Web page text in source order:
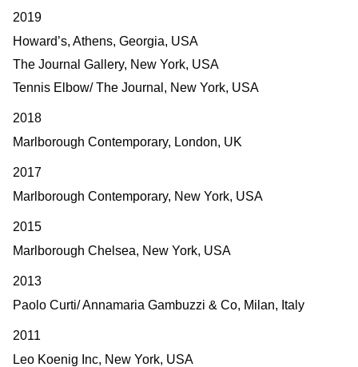
2019
Howard’s, Athens, Georgia, USA
The Journal Gallery, New York, USA
Tennis Elbow/ The Journal, New York, USA
2018
Marlborough Contemporary, London, UK
2017
Marlborough Contemporary, New York, USA
2015
Marlborough Chelsea, New York, USA
2013
Paolo Curti/ Annamaria Gambuzzi & Co, Milan, Italy
2011
Leo Koenig Inc, New York, USA